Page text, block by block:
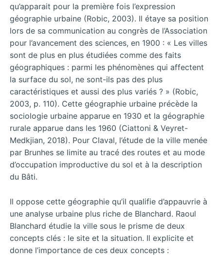
qu’apparait pour la première fois l’expression
géographie urbaine (Robic, 2003). Il étaye sa position
lors de sa communication au congrès de l’Association
pour l’avancement des sciences, en 1900 : « Les villes
sont de plus en plus étudiées comme des faits
géographiques : parmi les phénomènes qui affectent
la surface du sol, ne sont-ils pas des plus
caractéristiques et aussi des plus variés ? » (Robic,
2003, p. 110). Cette géographie urbaine précède la
sociologie urbaine apparue en 1930 et la géographie
rurale apparue dans les 1960 (Ciattoni & Veyret-
Medkjian, 2018). Pour Claval, l’étude de la ville menée
par Brunhes se limite au tracé des routes et au mode
d’occupation improductive du sol et à la description
du Bâti.
Il oppose cette géographie qu’il qualifie d’appauvrie à
une analyse urbaine plus riche de Blanchard. Raoul
Blanchard étudie la ville sous le prisme de deux
concepts clés : le site et la situation. Il explicite et
donne l’importance de ces deux concepts :